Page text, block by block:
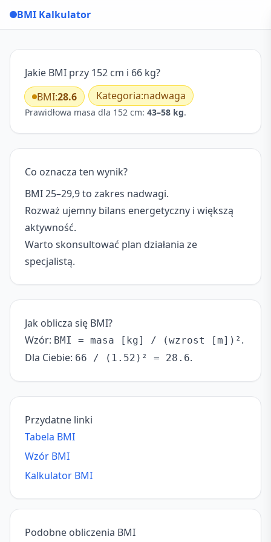
BMI Kalkulator
Jakie BMI przy 152 cm i 66 kg?
BMI:28.6 Kategoria:nadwaga
Prawidłowa masa dla 152 cm: 43–58 kg.
Co oznacza ten wynik?
BMI 25–29,9 to zakres nadwagi.
Rozważ ujemny bilans energetyczny i większą
aktywność.
Warto skonsultować plan działania ze
specjalistą.
Jak oblicza się BMI?
Wzór: BMI = masa [kg] / (wzrost [m])² .
Dla Ciebie: 66 / (1.52)² = 28.6.
Przydatne linki
Tabela BMI
Wzór BMI
Kalkulator BMI
Podobne obliczenia BMI